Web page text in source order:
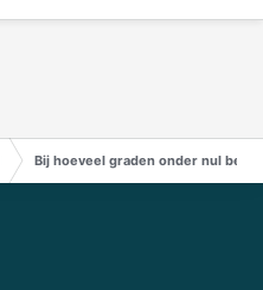
Bij hoeveel graden onder nul